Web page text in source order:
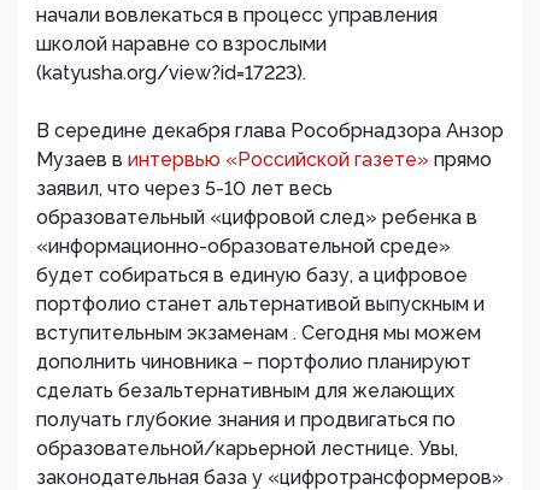
начали вовлекаться в процесс управления
школой наравне со взрослыми
(katyusha.org/view?id=17223).
В середине декабря глава Рособрнадзора Анзор
Музаев в интервью «Российской газете» прямо
заявил, что через 5-10 лет весь
образовательный «цифровой след» ребенка в
«информационно-образовательной среде»
будет собираться в единую базу, а цифровое
портфолио станет альтернативой выпускным и
вступительным экзаменам . Сегодня мы можем
дополнить чиновника – портфолио планируют
сделать безальтернативным для желающих
получать глубокие знания и продвигаться по
образовательной/карьерной лестнице. Увы,
законодательная база у «цифротрансформеров»